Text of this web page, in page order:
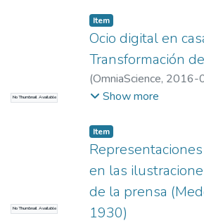
de Administración
(GEM)
No Thumbnail Available
Item
Ocio digital en
Transformación
(OmniaScience, 2016-
Isabel;Garcia, Ercilia
Administración
(GEM)
Show more
No Thumbnail Available
Item
en las
de la prensa
1930)